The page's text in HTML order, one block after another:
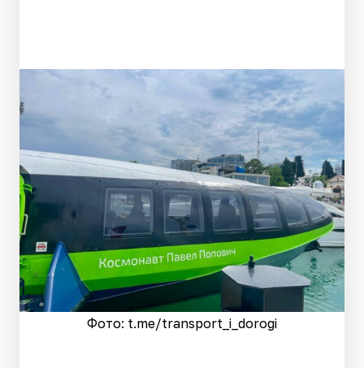
Фото: t.me/transport_i_dorogi